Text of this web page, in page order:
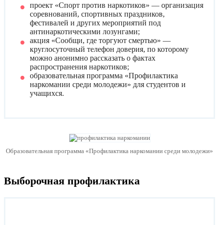
проект «Спорт против наркотиков» — организация
соревнований, спортивных праздников,
фестивалей и других мероприятий под
антинаркотическими лозунгами;
акция «Сообщи, где торгуют смертью» —
круглосуточный телефон доверия, по которому
можно анонимно рассказать о фактах
распространения наркотиков;
образовательная программа «Профилактика
наркомании среди молодежи» для студентов и
учащихся.
Образовательная программа «Профилактика наркомании среди молодежи»
Выборочная профилактика